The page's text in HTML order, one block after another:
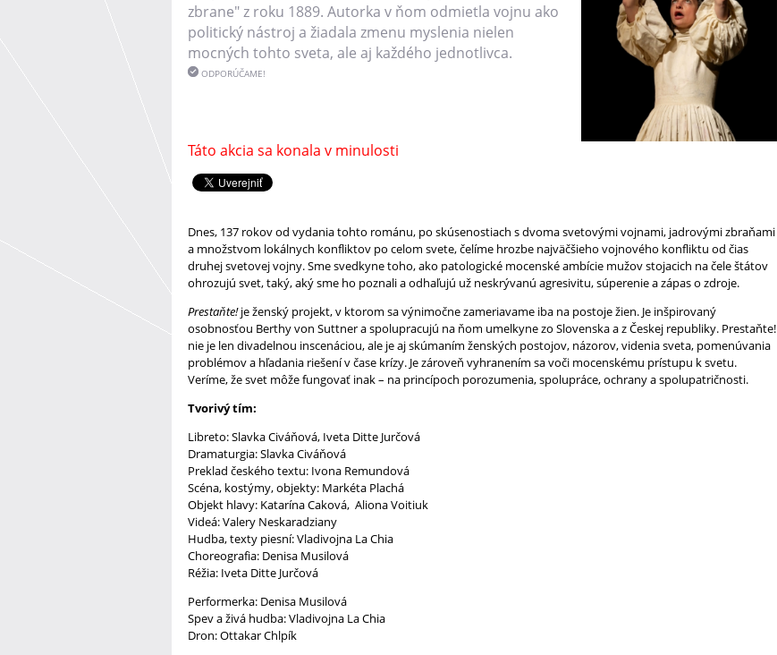
zbrane" z roku 1889. Autorka v ňom odmietla vojnu ako
politický nástroj a žiadala zmenu myslenia nielen
mocných tohto sveta, ale aj každého jednotlivca.
ODPORÚČAME!
Táto akcia sa konala v minulosti
Dnes, 137 rokov od vydania tohto románu, po skúsenostiach s dvoma svetovými vojnami, jadrovými zbraňami
a množstvom lokálnych konfliktov po celom svete, čelíme hrozbe najväčšieho vojnového konfliktu od čias
druhej svetovej vojny. Sme svedkyne toho, ako patologické mocenské ambície mužov stojacich na čele štátov
ohrozujú svet, taký, aký sme ho poznali a odhaľujú už neskrývanú agresivitu, súperenie a zápas o zdroje.
Prestaňte!je ženský projekt, v ktorom sa výnimočne zameriavame iba na postoje žien. Je inšpirovaný
osobnosťou Berthy von Suttner a spolupracujú na ňom umelkyne zo Slovenska a z Českej republiky. Prestaňte!
nie je len divadelnou inscenáciou, ale je aj skúmaním ženských postojov, názorov, videnia sveta, pomenúvania
problémov a hľadania riešení v čase krízy. Je zároveň vyhranením sa voči mocenskému prístupu k svetu.
Veríme, že svet môže fungovať inak – na princípoch porozumenia, spolupráce, ochrany a spolupatričnosti.
Tvorivý tím:
Libreto: Slavka Civáňová, Iveta Ditte Jurčová
Dramaturgia: Slavka Civáňová
Preklad českého textu: Ivona Remundová
Scéna, kostýmy, objekty: Markéta Plachá
Objekt hlavy: Katarína Caková, Aliona Voitiuk
Videá: Valery Neskaradziany
Hudba, texty piesní: Vladivojna La Chia
Choreografia: Denisa Musilová
Réžia: Iveta Ditte Jurčová
Performerka: Denisa Musilová
Spev a živá hudba: Vladivojna La Chia
Dron: Ottakar Chlpík